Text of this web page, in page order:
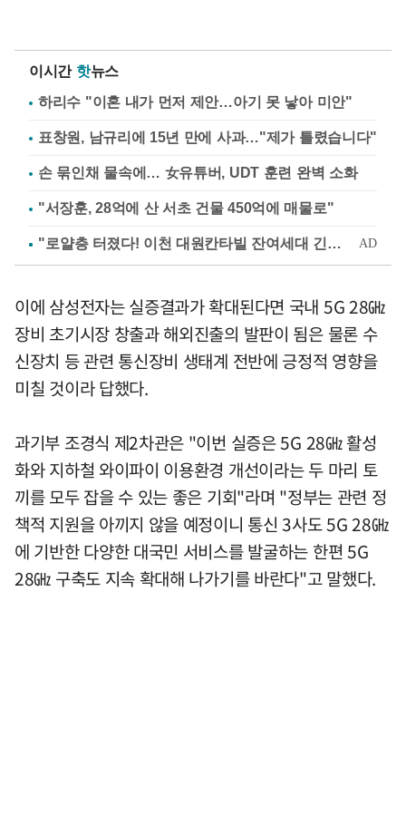
이시간 핫뉴스
하리수 "이혼 내가 먼저 제안…아기 못 낳아 미안"
표창원, 남규리에 15년 만에 사과…"제가 틀렸습니다"
손 묶인채 물속에… 女유튜버, UDT 훈련 완벽 소화
"서장훈, 28억에 산 서초 건물 450억에 매물로"
이에 삼성전자는 실증결과가 확대된다면 국내 5G 28㎓
장비 초기시장 창출과 해외진출의 발판이 됨은 물론 수
신장치 등 관련 통신장비 생태계 전반에 긍정적 영향을
미칠 것이라 답했다.
과기부 조경식 제2차관은 "이번 실증은 5G 28㎓ 활성
화와 지하철 와이파이 이용환경 개선이라는 두 마리 토
끼를 모두 잡을 수 있는 좋은 기회"라며 "정부는 관련 정
책적 지원을 아끼지 않을 예정이니 통신 3사도 5G 28㎓
에 기반한 다양한 대국민 서비스를 발굴하는 한편 5G
28㎓ 구축도 지속 확대해 나가기를 바란다"고 말했다.